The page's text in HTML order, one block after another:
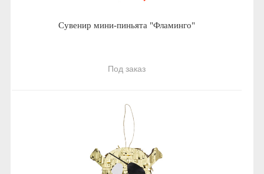
Сувенир мини-пиньята "Фламинго"
Под заказ